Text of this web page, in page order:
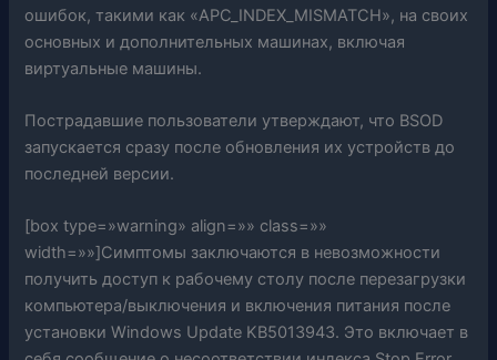
ошибок, такими как «APC_INDEX_MISMATCH», на своих
основных и дополнительных машинах, включая
виртуальные машины.
Пострадавшие пользователи утверждают, что BSOD
запускается сразу после обновления их устройств до
последней версии.
[box type=»warning» align=»» class=»»
width=»»]Симптомы заключаются в невозможности
получить доступ к рабочему столу после перезагрузки
компьютера/выключения и включения питания после
установки Windows Update KB5013943. Это включает в